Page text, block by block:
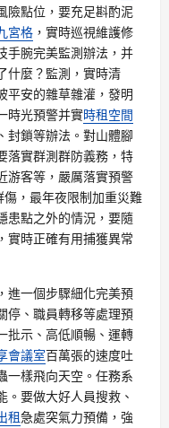
險點位，要充足斟酌泥
宮格 ，實時巡視維護修
手腕完美監測辦法，并
什麼？監測，實時清
平安的雜草雜灌，發明
時光預警并實時租空間
封鎖等辦法。對山體腳
落實群測群防義務，特
游客等，嚴厲落實預警
傷，最年夜限制加重災難
患點之外的情況，要隨
實時正確有用捕獲異常
一個步驟細化完美預
停、職員轉移等處理預
批示、高低順暢、運轉
會議室百萬張的速度吐
一樣飛向天空。任務系
要做大好人員搜救、
租急處突氣力預備，強